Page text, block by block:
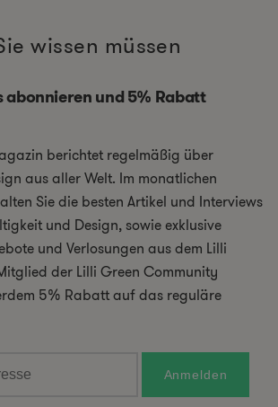
wissen müssen
und 5% Rabatt
berichtet regelmäßig über
aus aller Welt. Im monatlichen
Sie die besten Artikel und Interviews
und Design, sowie exklusive
und Verlosungen aus dem Lilli
der Lilli Green Community
5% Rabatt auf das reguläre